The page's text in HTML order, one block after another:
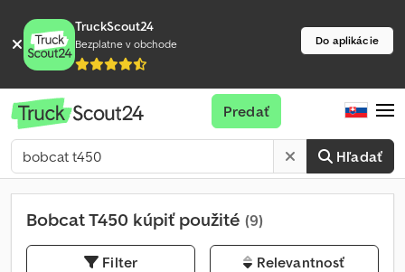
TruckScout24
Bezplatne v obchode Do aplikácie
Hľadať
Predať
Bobcat T450 kúpiť použité (9)
Filter Relevantnosť